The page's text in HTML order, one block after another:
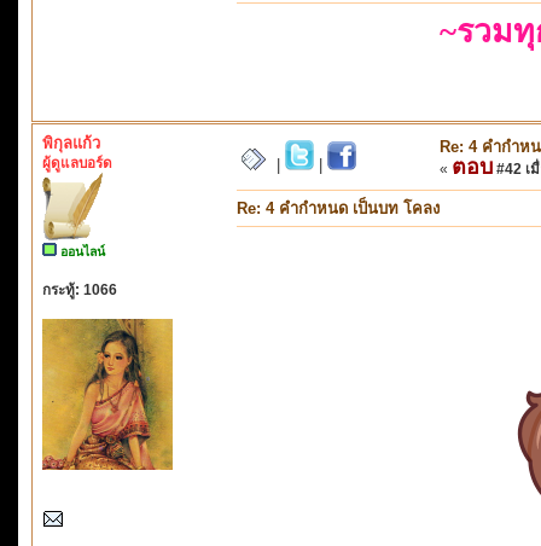
~รวม
พิกุลแก้ว
ผู้ดูแลบอร์ด
ออนไลน์
กระทู้: 1066
Re: 4 คำกำห
« ตอบ #42 เ
Re: 4 คำกำหนด เป็นบท โคลง